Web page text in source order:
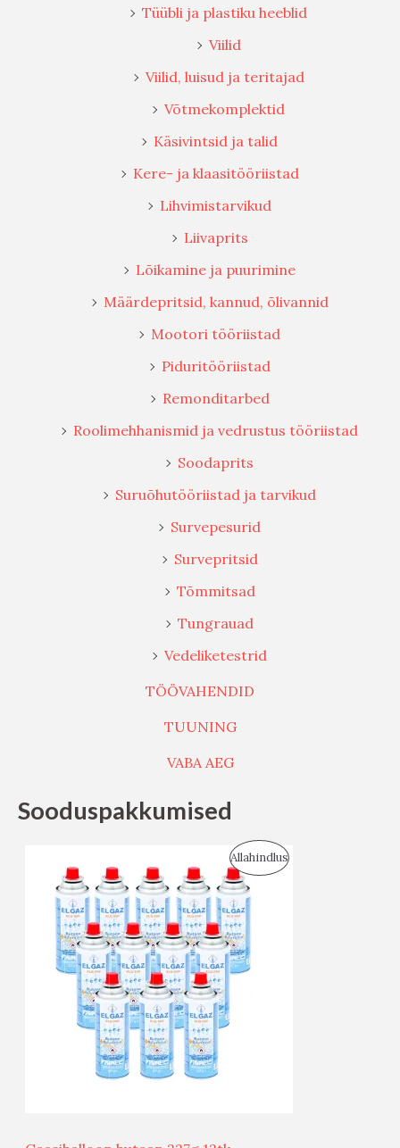
Tüübli ja plastiku heeblid
Viilid
Viilid, luisud ja teritajad
Võtmekomplektid
Käsivintsid ja talid
Kere- ja klaasitööriistad
Lihvimistarvikud
Liivaprits
Lõikamine ja puurimine
Määrdepritsid, kannud, õlivannid
Mootori tööriistad
Piduritööriistad
Remonditarbed
Roolimehhanismid ja vedrustus tööriistad
Soodaprits
Suruõhutööriistad ja tarvikud
Survepesurid
Survepritsid
Tõmmitsad
Tungrauad
Vedeliketestrid
TÖÖVAHENDID
TUUNING
VABA AEG
Sooduspakkumised
AllahindlusS